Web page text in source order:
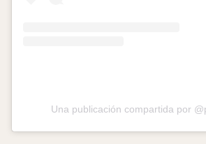
Una publicación compartida por